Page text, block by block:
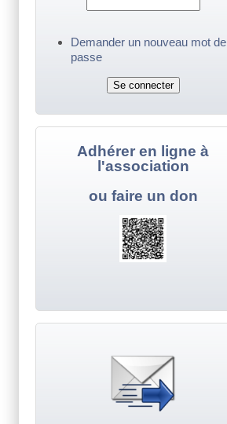
Demander un nouveau mot de
passe
Adhérer en ligne à
l'association
ou faire un don